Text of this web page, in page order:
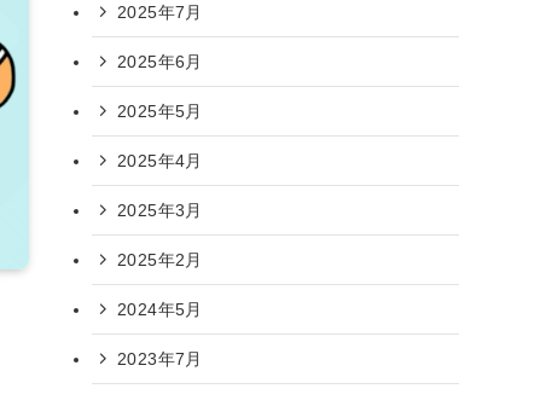
2025年7月
2025年6月
2025年5月
2025年4月
2025年3月
2025年2月
2024年5月
2023年7月